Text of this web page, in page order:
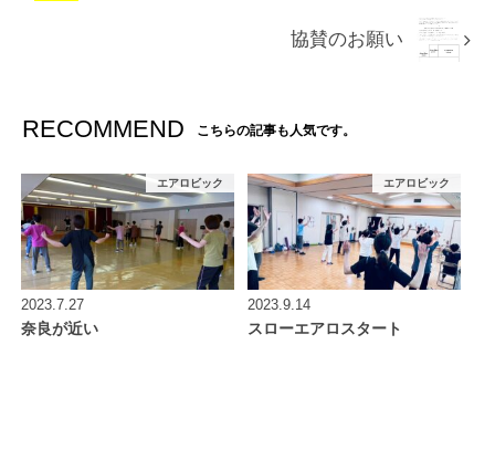
協賛のお願い
RECOMMEND こちらの記事も人気です。
エアロビック
2023.7.27
奈良が近い
エアロビック
2023.9.14
スローエアロスタート